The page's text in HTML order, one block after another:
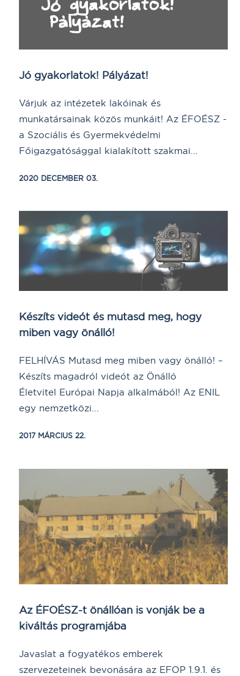
Jó gyakorlatok! Pályázat!
Várjuk az intézetek lakóinak és
munkatársainak közös munkáit! Az ÉFOÉSZ -
a Szociális és Gyermekvédelmi
Főigazgatósággal kialakított szakmai...
2020 DECEMBER 03.
Készíts videót és mutasd meg, hogy
miben vagy önálló!
FELHÍVÁS Mutasd meg miben vagy önálló! –
Készíts magadról videót az Önálló
Életvitel Európai Napja alkalmából! Az ENIL
egy nemzetközi...
2017 MÁRCIUS 22.
Az ÉFOÉSZ-t önállóan is vonják be a
kiváltás programjába
Javaslat a fogyatékos emberek
szervezeteinek bevonására az EFOP 1.9.1. és